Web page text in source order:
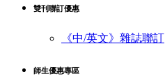
雙刊聯訂優惠
《中/英文》雜誌聯訂
師生優惠專區